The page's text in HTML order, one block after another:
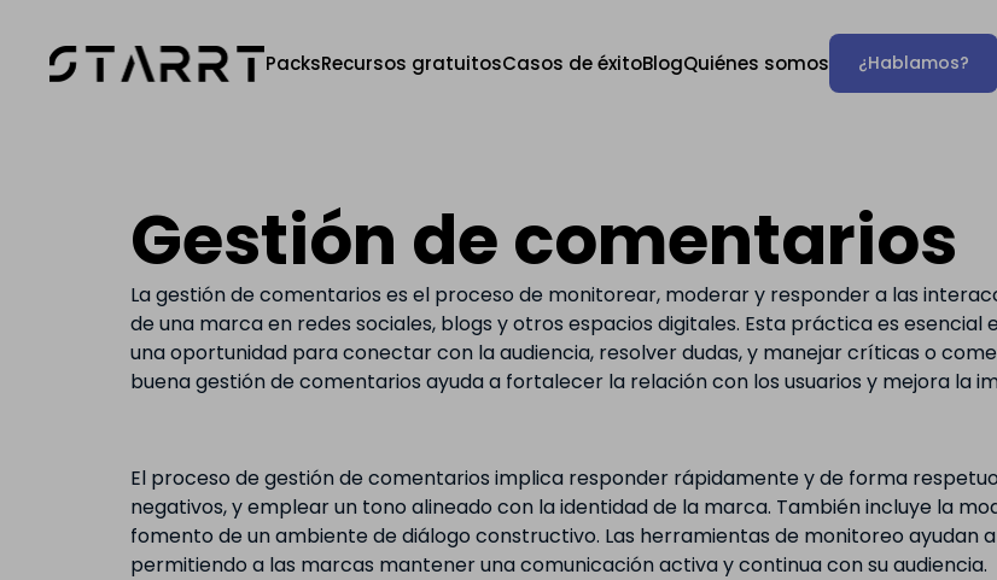
PacksRecursos gratuitosCasos de éxitoBlogQuiénes somos ¿Hablamos?
Gestión de comentarios
La gestión de comentarios es el proceso de monitorear, moderar y responder a las
de una marca en redes sociales, blogs y otros espacios digitales. Esta práctica es
una oportunidad para conectar con la audiencia, resolver dudas, y manejar críticas o
buena gestión de comentarios ayuda a fortalecer la relación con los usuarios y mejora la
El proceso de gestión de comentarios implica responder rápidamente y de forma
negativos, y emplear un tono alineado con la identidad de la marca. También incluye la
fomento de un ambiente de diálogo constructivo. Las herramientas de monitoreo ayudan
permitiendo a las marcas mantener una comunicación activa y continua con su audiencia.